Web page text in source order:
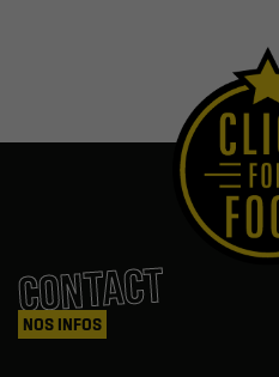
CONTACT
NOS INFOS